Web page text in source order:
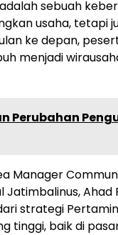
sebuah
usaha, tetapi
ke depan,
menjadi
Perubahan
Manager
Jatimbalinus,
strategi
tinggi, baik di